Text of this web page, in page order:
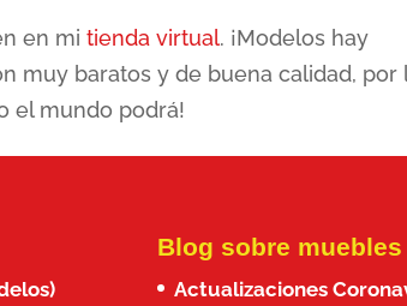
en mitienda virtual. ¡Modelos hay
muy baratos y de buena calidad, por
el mundo podrá!
Blog sobre muebles
Actualizaciones